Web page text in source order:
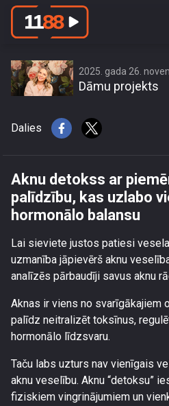
Aknu detokss ar
2025. gada 26.
Dāmu projekts
Dalies
Aknu detokss ar
palīdzību, kas uzlabo
hormonālo balansu
Lai sieviete justos patiesi
uzmanība jāpievērš aknu
analīzēs pārbaudīji savus aknu
Aknas ir viens no svarīgākajiem
palīdz neitralizēt toksīnus,
hormonālo līdzsvaru.
Taču labs uzturs nav vienīgais
aknu veselību. Aknu “detoksu”
fiziskiem vingrinājumiem un